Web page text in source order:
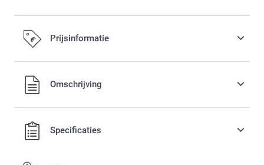
Prijsinformatie
Alle prijzen zijn in EURO (€) inclusief BTW en exclusief
verzendkosten.Omschrijving
Specificaties